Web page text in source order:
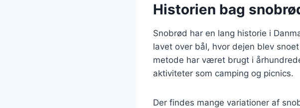
Historien bag
Snobrød har en lang historie i
lavet over bål, hvor dejen blev
metode har været brugt i
aktiviteter som camping og picnics.
Der findes mange variationer af